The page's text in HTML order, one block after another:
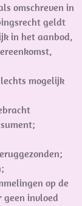
omschreven in
geldt
in het aanbod,
mogelijk
op de
geen invloed